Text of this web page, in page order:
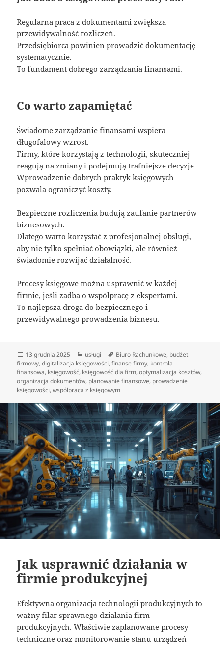
Regularna praca z dokumentami zwiększa
przewidywalność rozliczeń.
Przedsiębiorca powinien prowadzić dokumentację
systematycznie.
To fundament dobrego zarządzania finansami.
Co warto zapamiętać
Świadome zarządzanie finansami wspiera
długofalowy wzrost.
Firmy, które korzystają z technologii, skuteczniej
reagują na zmiany i podejmują trafniejsze decyzje.
Wprowadzenie dobrych praktyk księgowych
pozwala ograniczyć koszty.
Bezpieczne rozliczenia budują zaufanie partnerów
biznesowych.
Dlatego warto korzystać z profesjonalnej obsługi,
aby nie tylko spełniać obowiązki, ale również
świadomie rozwijać działalność.
Procesy księgowe można usprawnić w każdej
firmie, jeśli zadba o współpracę z ekspertami.
To najlepsza droga do bezpiecznego i
przewidywalnego prowadzenia biznesu.
Data
publikacji
13 grudnia 2025 Kategorie
usługi Tagi
Biuro Rachunkowe, budżet
firmowy,digitalizacja księgowości,finanse firmy, kontrola
finansowa, księgowość, księgowość dla firm,optymalizacja kosztów,
organizacja dokumentów, planowanie finansowe, prowadzenie
księgowości,współpraca z księgowym
Jak usprawnić działania w
firmie produkcyjnej
Efektywna organizacja technologii produkcyjnych to
ważny filar sprawnego działania firm
produkcyjnych. Właściwie zaplanowane procesy
techniczne oraz monitorowanie stanu urządzeń